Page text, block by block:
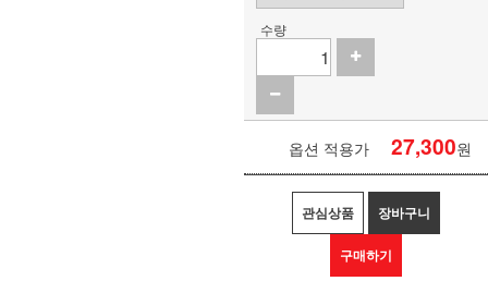
수량
옵션 적용가 27,300원
관심상품 장바구니
구매하기